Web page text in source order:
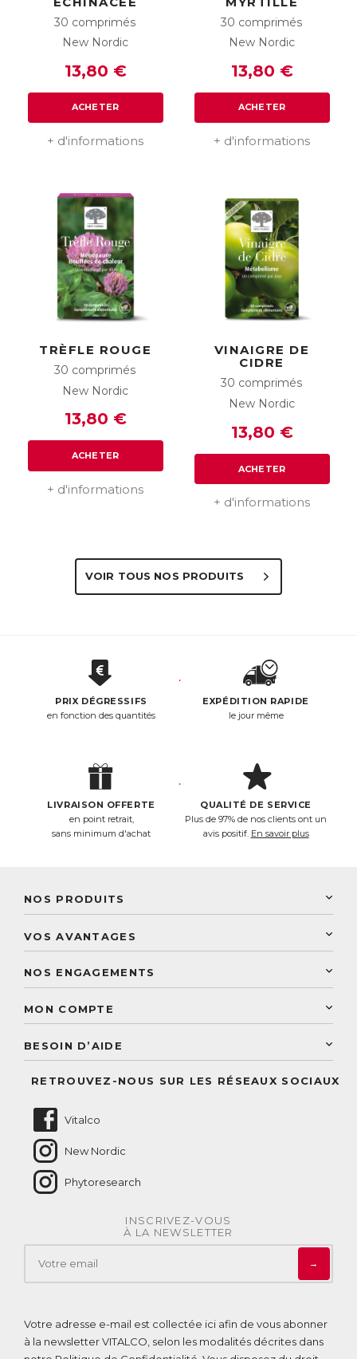
30 comprimés
New Nordic
13,80 €
ACHETER
+ d'informations
30 comprimés
New Nordic
13,80 €
ACHETER
+ d'informations
TRÈFLE ROUGE
30 comprimés
New Nordic
13,80 €
ACHETER
+ d'informations
VINAIGRE DE
CIDRE
30 comprimés
New Nordic
13,80 €
ACHETER
+ d'informations
VOIR TOUS NOS PRODUITS
PRIX DÉGRESSIFS
en fonction des quantités
EXPÉDITION RAPIDE
le jour même
LIVRAISON OFFERTE
en point retrait,
sans minimum d'achat
QUALITÉ DE SERVICE
Plus de 97% de nos clients ont un
avis positif. En savoir plus
NOS PRODUITS
Laboratoire Landais
Découvrez le catalogue
VOS AVANTAGES
Paiement sécurisé
Conseils personnalisés
NOS ENGAGEMENTS
Conseil personnalisé
MON COMPTE
BESOIN D’AIDE
RETROUVEZ-NOUS SUR LES RÉSEAUX SOCIAUX
Vitalco
New Nordic
Phytoresearch
INSCRIVEZ-VOUS
À LA NEWSLETTER
→
Votre adresse e-mail est collectée ici afin de vous abonner
à la newsletter VITALCO, selon les modalités décrites dans